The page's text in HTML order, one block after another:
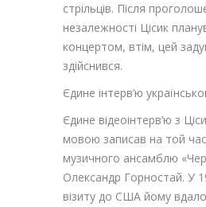
стрільців. Після
незалежності Цісик
концертом, втім, цей
здійснився.
Єдине інтерв’ю
Єдине відеоінтерв’ю з
мовою записав на той час
музичного ансамблю
Олександр Горностай. У
візиту до США йому